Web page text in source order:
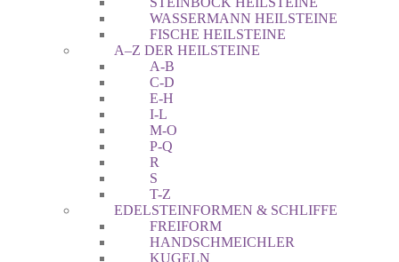
WASSERMANN HEILSTEINE
FISCHE HEILSTEINE
A–Z DER HEILSTEINE
A-B
C-D
E-H
I-L
M-O
P-Q
R
S
T-Z
EDELSTEINFORMEN & SCHLIFFE
FREIFORM
HANDSCHMEICHLER
KUGELN